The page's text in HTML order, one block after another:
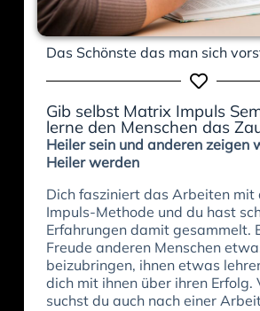
Das Schönste das man sich
Gib selbst Matrix Impuls
lerne den Menschen das
Heiler sein und anderen zeigen
Heiler werden
Dich fasziniert das Arbeiten
Impuls-Methode und du hast
Erfahrungen damit gesammelt.
Freude anderen Menschen
beizubringen, ihnen etwas
dich mit ihnen über ihren Erfolg.
suchst du auch nach einer